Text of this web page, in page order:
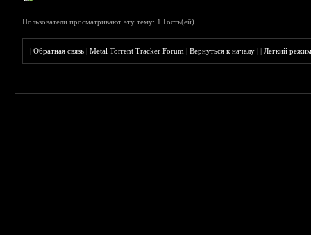
Пользователи просматривают эту тему: 1 Гость(ей)
|Обратная связь |Metal Torrent Tracker Forum |Вернуться к началу ||Лёгкий